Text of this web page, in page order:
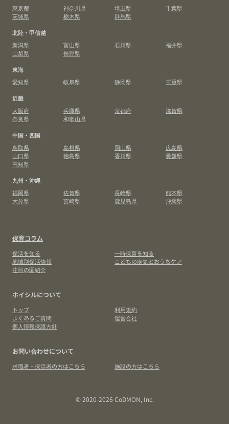
東京都
神奈川県 埼玉県
千葉県
茨城県
栃木県
群馬県
北陸・甲信越
新潟県
富山県 石川県
福井県
山梨県
長野県
東海
愛知県
岐阜県 静岡県
三重県
近畿
大阪府
兵庫県 京都府
滋賀県
奈良県
和歌山県
中国・四国
鳥取県
島根県 岡山県
広島県
山口県
徳島県 香川県
愛媛県
高知県
九州・沖縄
福岡県
佐賀県 長崎県
熊本県
大分県
宮崎県 鹿児島県 沖縄県
保育コラム
保活を知る
一時保育を知る
地域別保活情報
こどもの病気とおうちケア
注目の園紹介
ホイシルについて
トップ
利用規約
よくあるご質問
運営会社
個人情報保護方針
お問い合わせについて
求職者・保活者の方はこちら 施設の方はこちら
© 2020-2026 CoDMON, Inc.